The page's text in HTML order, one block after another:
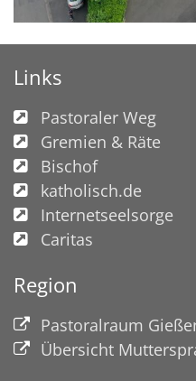
Links
Pastoraler Weg
Gremien & Räte
Bischof
katholisch.de
Internetseelsorge
Caritas
Region
Pastoralraum
Übersicht